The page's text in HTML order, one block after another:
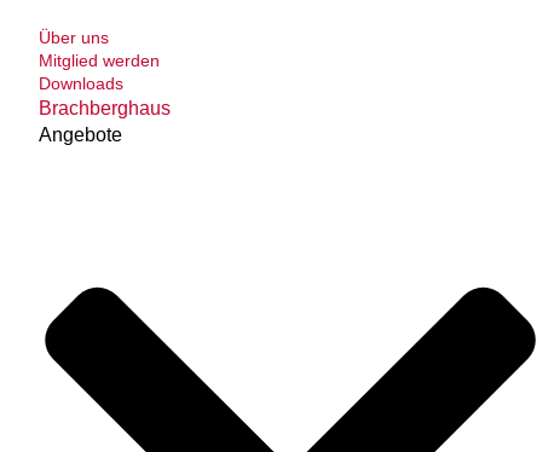
Über uns
Mitglied werden
Downloads
Brachberghaus
Angebote